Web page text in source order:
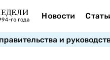
го года Новости
и